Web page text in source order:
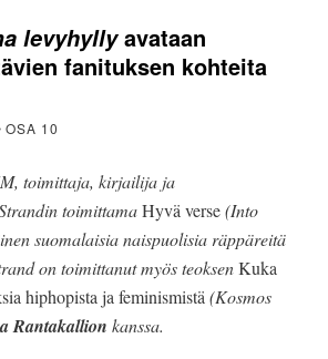
levyhyllyavataan
fanituksen kohteita
OSA 10
toimittaja, kirjailija ja
toimittamaHyvä verse(Into
suomalaisia naispuolisia räppäreitä
on toimittanut myös teoksenKuka
hiphopista ja feminismistä (Kosmos
Rantakallion kanssa.